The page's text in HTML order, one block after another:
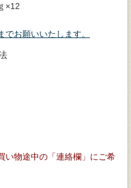
×12
お願いいたします。
い物途中の「連絡欄」にご希